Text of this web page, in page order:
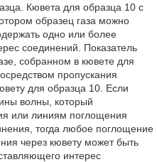
Кювета для образца 10 с
образец газа можно
одно или более
соединений. Показатель
собранном в кювете для
пропускания
для образца 10. Если
волны, который
или линиям поглощения
тогда любое поглощение
через кювету может быть
интерес